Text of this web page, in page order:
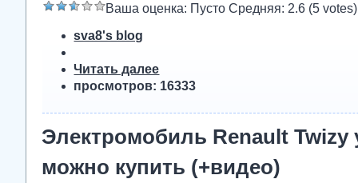
Ваша оценка: Пусто Средняя: 2.6 (5 votes)
sva8's blog
Читать далее
просмотров: 16333
Электромобиль Renault Twizy
можно купить (+видео)